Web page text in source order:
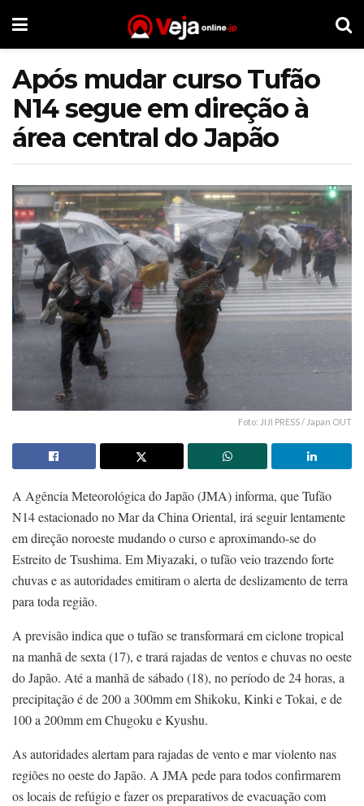
Após mudar curso Tufão
N14 segue em direção à
área central do Japão
Foto: JIJI PRESS / Japan OUT
A Agência Meteorológica do Japão (JMA) informa, que Tufão
N14 estacionado no Mar da China Oriental, irá seguir lentamente
em direção noroeste mudando o curso e aproximando-se do
Estreito de Tsushima. Em Miyazaki, o tufão veio trazendo forte
chuvas e as autoridades emitiram o alerta de deslizamento de terra
para toda região.
A previsão indica que o tufão se transformará em ciclone tropical
na manhã de sexta (17), e trará rajadas de ventos e chuvas no oeste
do Japão. Até a manhã de sábado (18), no período de 24 horas, a
precipitação é de 200 a 300mm em Shikoku, Kinki e Tokai, e de
100 a 200mm em Chugoku e Kyushu.
As autoridades alertam para rajadas de vento e mar violento nas
regiões no oeste do Japão. A JMA pede para todos confirmarem
os locais de refúgio e fazer os preparativos de evacuação com